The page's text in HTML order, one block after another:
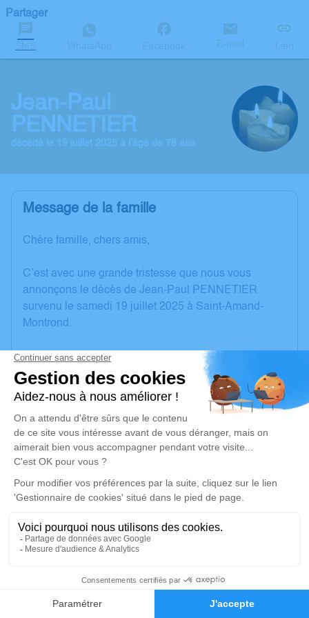
Faire-part Hommages
Partager
SMS WhatsApp Facebook E-mail Lien
Jean-Paul
PENNETIER
décédé le 19 juillet 2025 à l'âge de 78 ans
Message de la famille
Chère famille, chers amis,
C’est avec une grande tristesse que nous vous
annonçons le décès de Jean-Paul PENNETIER
survenu le samedi 19 juillet 2025 à Saint-Amand-
Montrond.
Nous vous invitons à utiliser cet espace pour laisser
vos condoléances, partager des photos souvenirs,
une anecdote ou exprimer vos pensées à travers des
poèmes ou des textes. Cet endroit est un lieu
d'expression dédié à honorer la mémoire de Jean-
Paul PENNETIER.
Un service de plantation d’arbre hommage est
disponible ici.
jeudi 24 juillet 2025 à 14h30
18200 Drevant